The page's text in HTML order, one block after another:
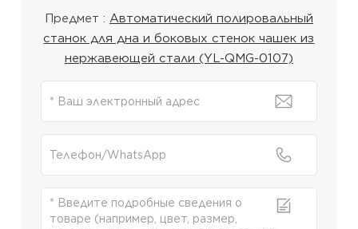
Предмет : Автоматический полировальный
станок для дна и боковых стенок чашек из
нержавеющей стали (YL-QMG-0107)